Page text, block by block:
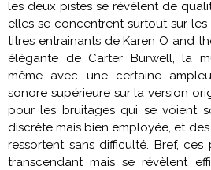
les deux pistes se révèlent de
elles se concentrent surtout sur les
titres entrainants de Karen O and
élégante de Carter Burwell, la
même avec une certaine
sonore supérieure sur la version
pour les bruitages qui se voient
discrète mais bien employée, et
ressortent sans difficulté. Bref,
transcendant mais se révèlent